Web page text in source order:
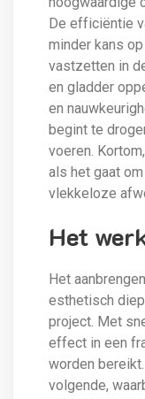
De efficiëntie
minder kans
vastzetten in
en gladder
en
begint te
voeren.
als het gaat
vlekkeloze
Het
Het
esthetisch
project. Met
effect in een
worden
volgende,